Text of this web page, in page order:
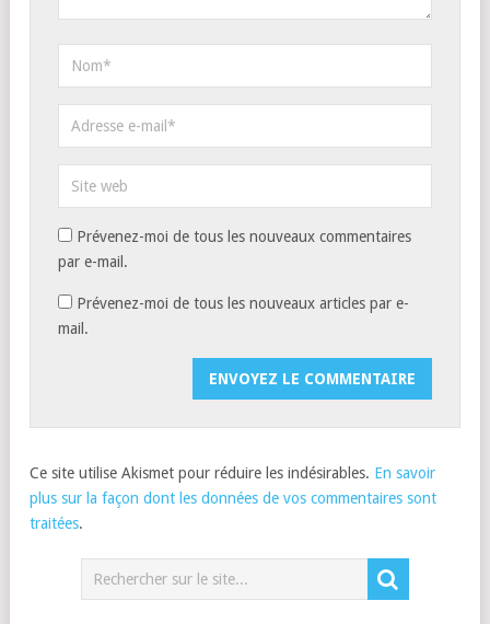
Prévenez-moi de tous les nouveaux commentaires
par e-mail.
Prévenez-moi de tous les nouveaux articles par e-
mail.
Ce site utilise Akismet pour réduire les indésirables. En savoir
plus sur la façon dont les données de vos commentaires sont
traitées.